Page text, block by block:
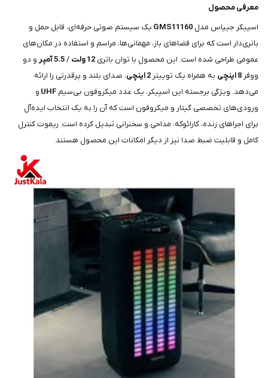
معرفی محصول
اسپیکر جیپاس مدل GMS11160 یک سیستم صوتی حرفه‌ای، قابل حمل و
باتری‌دار است که برای فضاهای باز، مهمانی‌ها، مراسم و استفاده در مکان‌های
عمومی طراحی شده است. این محصول با توان باتری 12 ولت /5.5 آمپر
و دو
ووفر 8 اینچی به همراه یک توییتر 2 اینچی
، صدای بلند و پرقدرتی را ارائه
می‌دهد. ویژگی برجسته این اسپیکر، یک عدد میکروفون بی‌سیم UHF و
ورودی‌های تخصصی گیتار و میکروفون است که آن را به یک انتخاب ایده‌آل
برای اجراهای زنده، کارائوکه، مداحی و سخنرانی تبدیل کرده است. ریموت کنترل
کامل و قابلیت ضبط صدا نیز از دیگر امکانات این محصول هستند.